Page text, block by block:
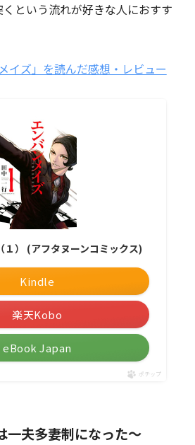
という流れが好きな人におすす
イズ」を読んだ感想・レビュー
１） (アフタヌーンコミックス)
Kindle
楽天Kobo
eBook Japan
ポチップ
一夫多妻制になった～